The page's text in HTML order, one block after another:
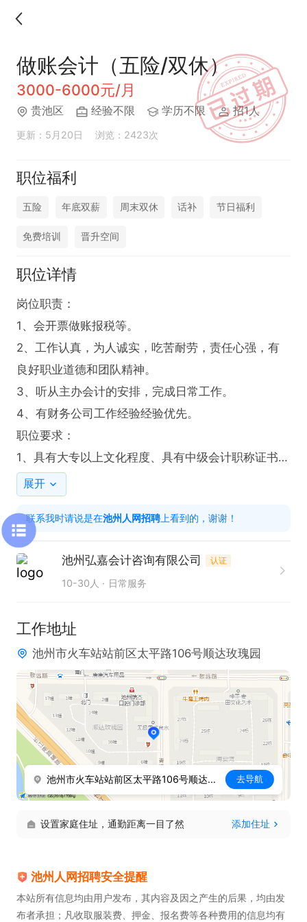
做账会计（五险/双休）
3000-6000元/月
贵池区 经验不限 学历不限 招1人
更新：5月20日 浏览：2423次
职位福利
五险 年底双薪 周末双休 话补 节日福利
免费培训 晋升空间
职位详情
岗位职责：
1、会开票做账报税等。
2、工作认真，为人诚实，吃苦耐劳，责任心强，有
良好职业道德和团队精神。
3、听从主办会计的安排，完成日常工作。
4、有财务公司工作经验经验优先。
职位要求：
1、具有大专以上文化程度、具有中级会计职称证书。
2、认真细致，接受能力强，能独立思考，善于总结
3、具有良好的沟通能力和良好的职业操守
工作时间：上午8：30-12：00下午14：00-17：3
+年度旅游
展开
联系我时请说是在池州人网招聘 上看到的，谢谢！
池州弘嘉会计咨询有限公司 认证
10-30人 日常服务
工作地址
池州市火车站站前区太平路106号顺达玫瑰园
池州市火车站站前区太平路106号顺达玫瑰园 去导航
设置家庭住址，通勤距离一目了然 添加住址
池州人网招聘安全提醒
本站所有信息均由用户发布，其内容及因之产生的后果，均由发
布者承担；凡收取服装费、押金、报名费等各种费用的信息均有